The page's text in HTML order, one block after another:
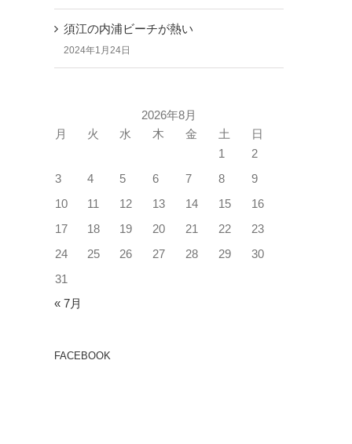
須江の内浦ビーチが熱い
2024年1月24日
2026年8月
月
火 水 木 金 土
日
1
2
3
4 5 6 7 8
9
10
11 12 13 14 15
16
17
18 19 20 21 22
23
24
25 26 27 28 29
30
31
« 7月
FACEBOOK